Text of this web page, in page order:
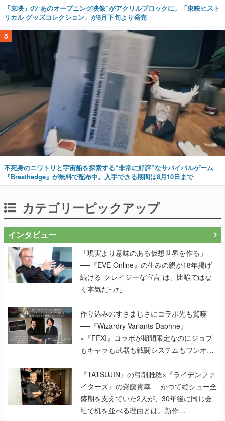
「東映」の“あのオープニング映像”がアクリルブロックに。「東映ヒスト
リカル グッズコレクション」が8月下旬より発売
5
不死身のニワトリと宇宙船を探索する“非常に好評”なサバイバルゲーム
『Breathedge』が無料で配布中。入手できる期間は8月10日まで
カテゴリーピックアップ
インタビュー
「現実より意味のある仮想世界を作る」
──『EVE Online』の生みの親が18年掲げ
続ける”クレイジーな宣言”は、比喩ではな
く本気だった
作り込みのすさまじさにコラボ先も驚嘆
──『Wizardry Variants Daphne』
×『FFXI』コラボが期間限定なのにジョブ
もキャラも武器も戦闘システムもワンオフ
で作り込まれた理由を両ディレクターに聞
く
『TATSUJIN』の弓削雅稔×『ライデンファ
イターズ』の齋藤貴幸──かつて縦シュー全
盛期を支えていた2人が、30年後に同じ会
社で机を並べる理由とは。新作